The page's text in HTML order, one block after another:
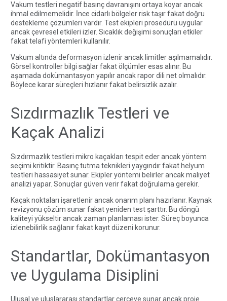
Vakum testleri negatif basınç davranışını ortaya koyar ancak
ihmal edilmemelidir. İnce cidarlı bölgeler risk taşır fakat doğru
destekleme çözümleri vardır. Test ekipleri prosedürü uygular
ancak çevresel etkileri izler. Sıcaklık değişimi sonuçları etkiler
fakat telafi yöntemleri kullanılır.
Vakum altında deformasyon izlenir ancak limitler aşılmamalıdır.
Görsel kontroller bilgi sağlar fakat ölçümler esas alınır. Bu
aşamada dokümantasyon yapılır ancak rapor dili net olmalıdır.
Böylece karar süreçleri hızlanır fakat belirsizlik azalır.
Sızdırmazlık Testleri ve
Kaçak Analizi
Sızdırmazlık testleri mikro kaçakları tespit eder ancak yöntem
seçimi kritiktir. Basınç tutma teknikleri yaygındır fakat helyum
testleri hassasiyet sunar. Ekipler yöntemi belirler ancak maliyet
analizi yapar. Sonuçlar güven verir fakat doğrulama gerekir.
Kaçak noktaları işaretlenir ancak onarım planı hazırlanır. Kaynak
revizyonu çözüm sunar fakat yeniden test şarttır. Bu döngü
kaliteyi yükseltir ancak zaman planlaması ister. Süreç boyunca
izlenebilirlik sağlanır fakat kayıt düzeni korunur.
Standartlar, Dokümantasyon
ve Uygulama Disiplini
Ulusal ve uluslararası standartlar çerçeve sunar ancak proje